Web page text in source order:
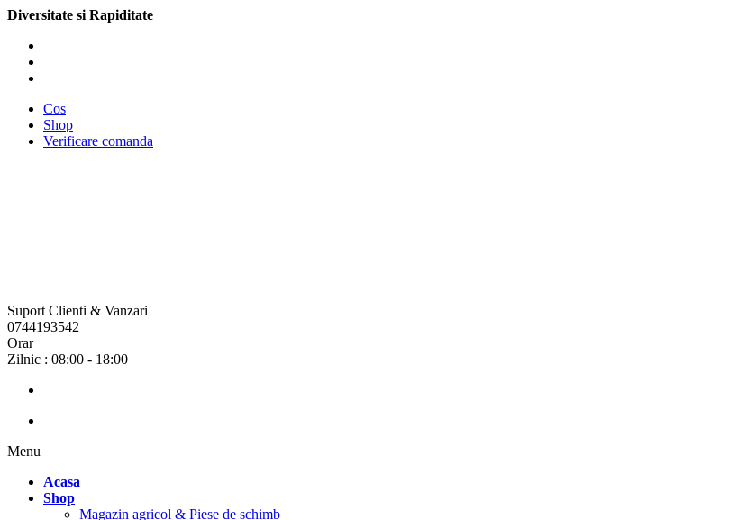
Diversitate si Rapiditate
Cos
Shop
Verificare comanda
Suport Clienti & Vanzari
0744193542
Orar
Zilnic : 08:00 - 18:00
Menu
Acasa
Shop
Magazin agricol & Piese de schimb